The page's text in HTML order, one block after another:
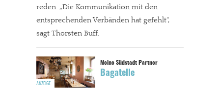
Dir gefällt unsere Arbeit?
meinesuedstadt.de finanziert sich durch Partnerprofile und
Werbung. Beide Einnahmequellen sind in den letzten Monaten
stark zurückgegangen.
reden. „Die Kommunikation mit den
entsprechenden Verbänden hat gefehlt“,
sagt Thorsten Buff.
Bagatelle